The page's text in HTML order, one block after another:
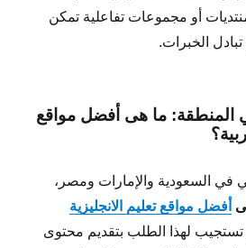
أو مجموعات تفاعلية تمكن
الخبرات.
المنطقة: ما هى أفضل مواقع
في السعودية والإمارات ومصر،
أفضل مواقع تعليم الانجليزية
تستجيب لهذا الطلب بتقديم محتوى